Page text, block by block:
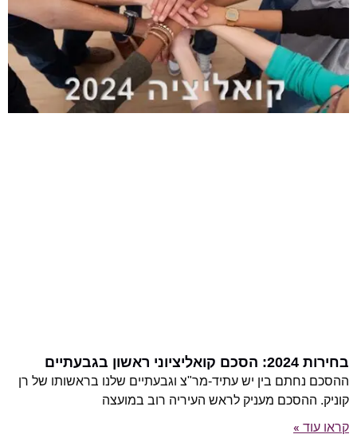
בחירות 2024: הסכם קואליציוני ראשון בגבעתיים
ההסכם נחתם בין יש עתיד-מר"צ וגבעתיים שלנו בראשותו של רן
קוניק. ההסכם מעניק לראש העיריה רוב במועצה
קראו עוד »